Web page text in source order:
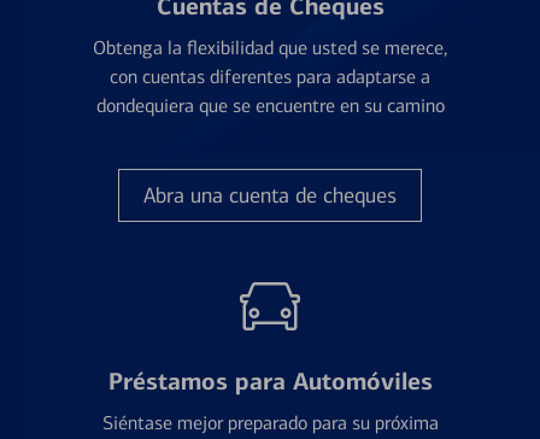
Cuentas de Cheques
Obtenga la flexibilidad que usted se merece,
con cuentas diferentes para adaptarse a
dondequiera que se encuentre en su camino
Abra una cuenta de cheques
Préstamos para Automóviles
Siéntase mejor preparado para su próxima